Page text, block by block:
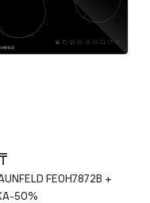
FEOH7872B +
50%